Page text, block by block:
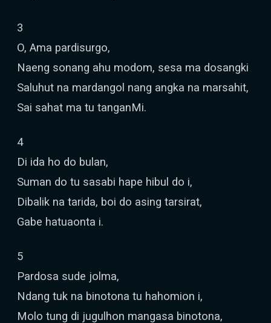
3
O, Ama pardisurgo,
Naeng sonang ahu modom, sesa ma dosangki
Saluhut na mardangol nang angka na marsahit,
Sai sahat ma tu tanganMi.
4
Di ida ho do bulan,
Suman do tu sasabi hape hibul do i,
Dibalik na tarida, boi do asing tarsirat,
Gabe hatuaonta i.
5
Pardosa sude jolma,
Ndang tuk na binotona tu hahomion i,
Molo tung di jugulhon mangasa binotona,